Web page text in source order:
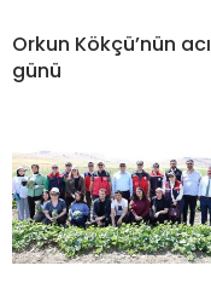
Orkun Kökçü’nün acı
günü